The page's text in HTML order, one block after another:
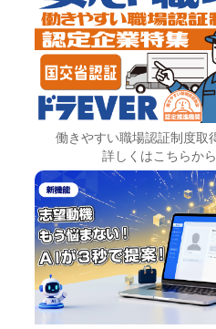
働きやすい職場認証制度取
詳しくはこちらから